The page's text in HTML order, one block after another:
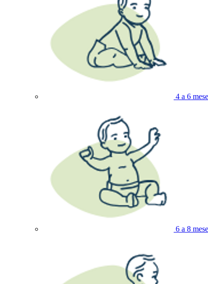
4 a 6
6 a 8